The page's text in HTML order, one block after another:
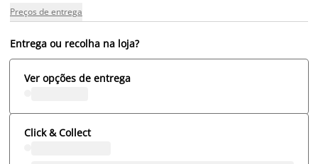
Preços de entrega
Entrega ou recolha na loja?
Ver opções de entrega
Click & Collect